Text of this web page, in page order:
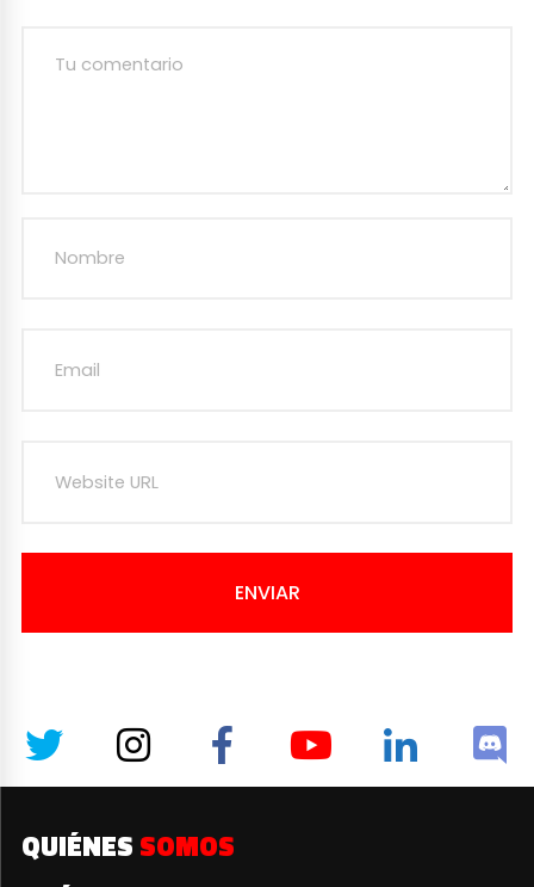
ENVIAR
QUIÉNES SOMOS